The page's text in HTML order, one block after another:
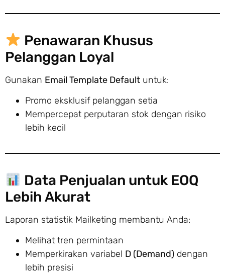
Penawaran Khusus
Pelanggan Loyal
Gunakan Email Template Default untuk:
Promo eksklusif pelanggan setia
Mempercepat perputaran stok dengan risiko
lebih kecil
Data Penjualan untuk EOQ
Lebih Akurat
Laporan statistik Mailketing membantu Anda:
Melihat tren permintaan
Memperkirakan variabel D (Demand) dengan
lebih presisi